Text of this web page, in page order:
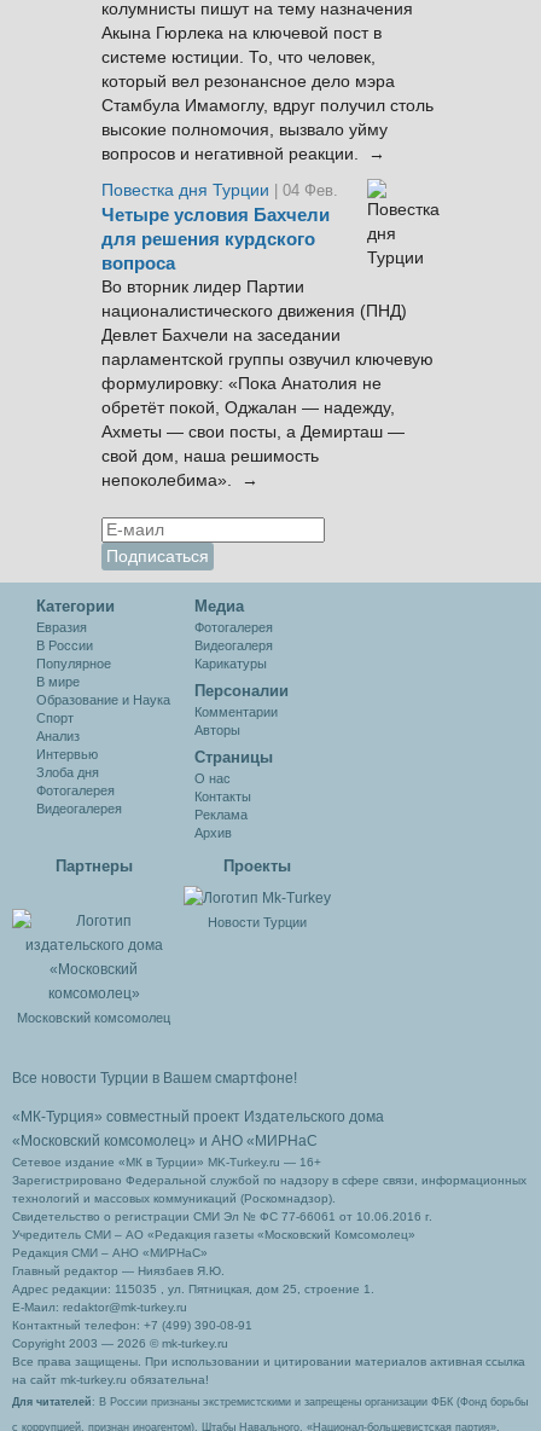
колумнисты пишут на тему назначения
Акына Гюрлека на ключевой пост в
системе юстиции. То, что человек,
который вел резонансное дело мэра
Стамбула Имамоглу, вдруг получил столь
высокие полномочия, вызвало уйму
вопросов и негативной реакции. →
Повестка дня Турции
| 04 Фев.
Четыре условия Бахчели
для решения курдского
вопроса
Во вторник лидер Партии
националистического движения (ПНД)
Девлет Бахчели на заседании
парламентской группы озвучил ключевую
формулировку: «Пока Анатолия не
обретёт покой, Оджалан — надежду,
Ахметы — свои посты, а Демирташ —
свой дом, наша решимость
непоколебима». →
Категории
Евразия
В России
Популярное
В мире
Образование и Наука
Спорт
Анализ
Интервью
Злоба дня
Фотогалерея
Видеогалерея
Медиа
Фотогалерея
Видеогалеря
Карикатуры
Персоналии
Комментарии
Авторы
Cтраницы
О нас
Контакты
Реклама
Архив
Партнеры
Московский комсомолец
Проекты
Новости Турции
Все новости Турции в Вашем смартфоне!
«МК-Турция» совместный проект Издательского дома
«Московский комсомолец» и АНО «МИРНаС
Сетевое издание «МК в Турции» MK-Turkey.ru — 16+
Зарегистрировано Федеральной службой по надзору в сфере связи, информационных
технологий и массовых коммуникаций (Роскомнадзор).
Свидетельство о регистрации СМИ Эл № ФС 77-66061 от 10.06.2016 г.
Учредитель СМИ – АО «Редакция газеты «Московский Комсомолец»
Редакция СМИ – АНО «МИРНаС»
Главный редактор — Ниязбаев Я.Ю.
Адрес редакции: 115035 , ул. Пятницкая, дом 25, строение 1.
Е-Маил: redaktor@mk-turkey.ru
Контактный телефон: +7 (499) 390-08-91
Copyright 2003 — 2026 © mk-turkey.ru
Все права защищены. При использовании и цитировании материалов активная ссылка
на сайт mk-turkey.ru обязательна!
Для читателей : В России признаны экстремистскими и запрещены организации ФБК (Фонд борьбы
с коррупцией, признан иноагентом), Штабы Навального, «Национал-большевистская партия»,